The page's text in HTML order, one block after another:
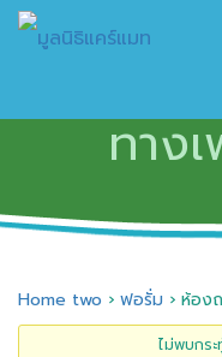
ทาง
Home two › ฟอรั่ม › ห้อง
ไม่พบกร